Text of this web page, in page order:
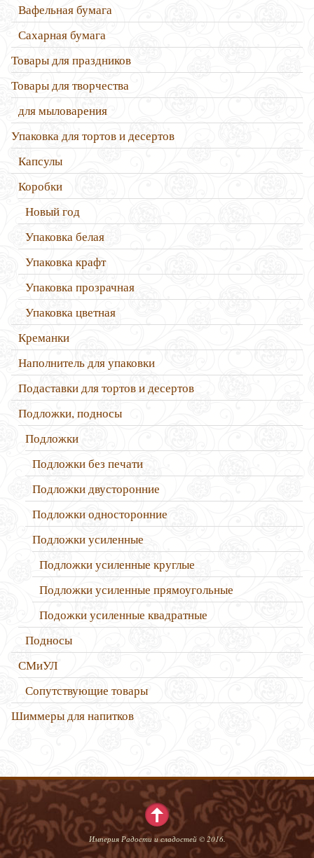
Вафельная бумага
Сахарная бумага
Товары для праздников
Товары для творчества
для мыловарения
Упаковка для тортов и десертов
Капсулы
Коробки
Новый год
Упаковка белая
Упаковка крафт
Упаковка прозрачная
Упаковка цветная
Креманки
Наполнитель для упаковки
Подаставки для тортов и десертов
Подложки, подносы
Подложки
Подложки без печати
Подложки двусторонние
Подложки односторонние
Подложки усиленные
Подложки усиленные круглые
Подложки усиленные прямоугольные
Подожки усиленные квадратные
Подносы
СМиУЛ
Сопутствующие товары
Шиммеры для напитков
Империя Радости и сладостей © 2016.